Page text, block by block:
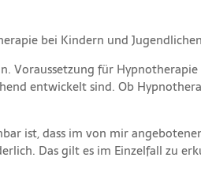
bei Kindern und
Voraussetzung für
entwickelt sind. Ob
ist, dass im von mir
Das gilt es im Einzelfall zu